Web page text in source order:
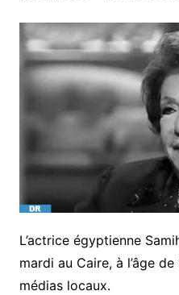
L’actrice égyptienne
mardi au Caire, à l’âge
médias locaux.